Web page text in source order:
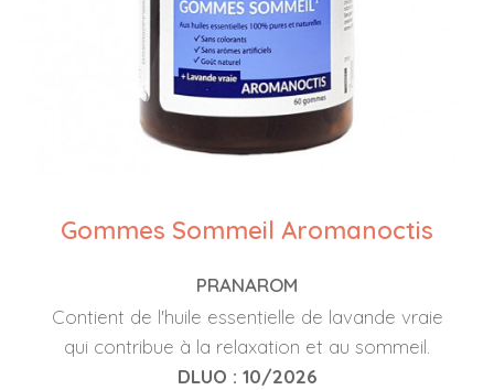
Gommes Sommeil Aromanoctis
PRANAROM
Contient de l'huile essentielle de lavande vraie
qui contribue à la relaxation et au sommeil.
DLUO : 10/2026